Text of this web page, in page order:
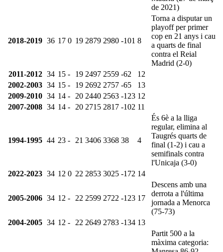
de 2021)
2018-2019 36 17 0 19 2879 2980 -101 8
Torna a disputar un
playoff per primer
cop en 21 anys i cau
a quarts de final
contra el Reial
Madrid (2-0)
2011-2012 34 15 - 19 2497 2559 -62
12
2002-2003 34 15 - 19 2692 2757 -65
13
2009-2010 34 14 - 20 2440 2563 -123 12
2007-2008 34 14 - 20 2715 2817 -102 11
1994-1995 44 23 - 21 3406 3368 38 4
És 6è a la lliga
regular, elimina al
Taugrés quarts de
final (1-2) i cau a
semifinals contra
l'Unicaja (3-0)
2022-2023 34 12 0 22 2853 3025 -172 14
2005-2006 34 12 - 22 2599 2722 -123 17
Descens amb una
derrota a l'última
jornada a Menorca
(75-73)
2004-2005 34 12 - 22 2649 2783 -134 13
Partit 500 a la
màxima categoria: